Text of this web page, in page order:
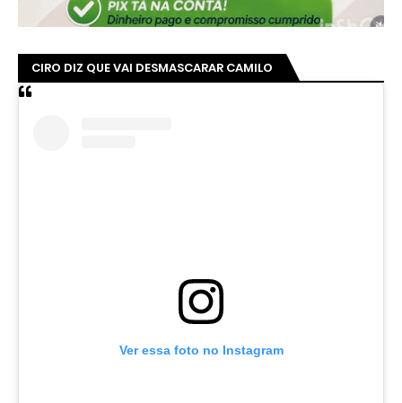
CIRO DIZ QUE VAI DESMASCARAR CAMILO
Ver essa foto no Instagram